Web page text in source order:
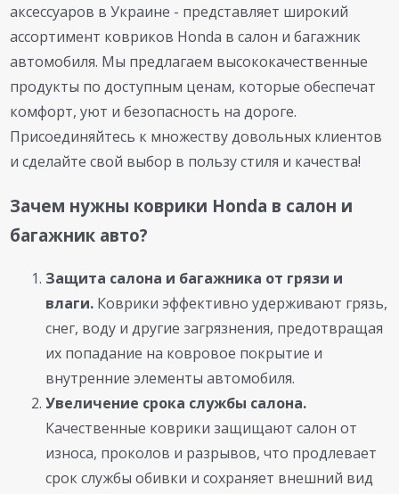
аксессуаров в Украине - представляет широкий
ассортимент ковриков Honda в салон и багажник
автомобиля. Мы предлагаем высококачественные
продукты по доступным ценам, которые обеспечат
комфорт, уют и безопасность на дороге.
Присоединяйтесь к множеству довольных клиентов
и сделайте свой выбор в пользу стиля и качества!
Зачем нужны коврики Honda в салон и
багажник авто?
Защита салона и багажника от грязи и
влаги. Коврики эффективно удерживают грязь,
снег, воду и другие загрязнения, предотвращая
их попадание на ковровое покрытие и
внутренние элементы автомобиля.
Увеличение срока службы салона.
Качественные коврики защищают салон от
износа, проколов и разрывов, что продлевает
срок службы обивки и сохраняет внешний вид